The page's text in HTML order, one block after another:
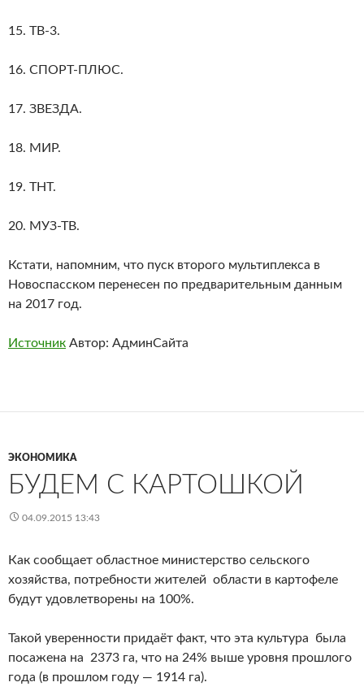
15. ТВ-3.
16. СПОРТ-ПЛЮС.
17. ЗВЕЗДА.
18. МИР.
19. ТНТ.
20. МУЗ-ТВ.
Кстати, напомним, что пуск второго мультиплекса в
Новоспасском перенесен по предварительным данным
на 2017 год.
Источник Автор: АдминСайта
ЭКОНОМИКА
БУДЕМ С КАРТОШКОЙ
04.09.2015 13:43
Как сообщает областное министерство сельского
хозяйства, потребности жителей области в картофеле
будут удовлетворены на 100%.
Такой уверенности придаёт факт, что эта культура была
посажена на 2373 га, что на 24% выше уровня прошлого
года (в прошлом году — 1914 га).